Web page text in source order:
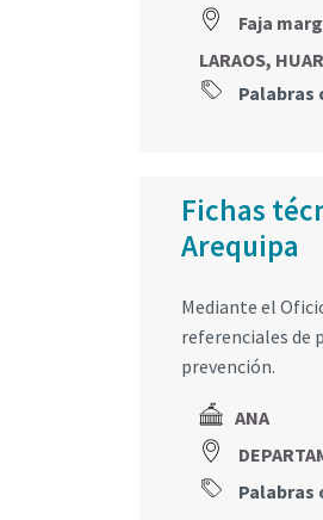
Faja
LARAOS,
Palabras
Fichas
Arequipa
Mediante el
referenciales de
prevención.
ANA
Palabras